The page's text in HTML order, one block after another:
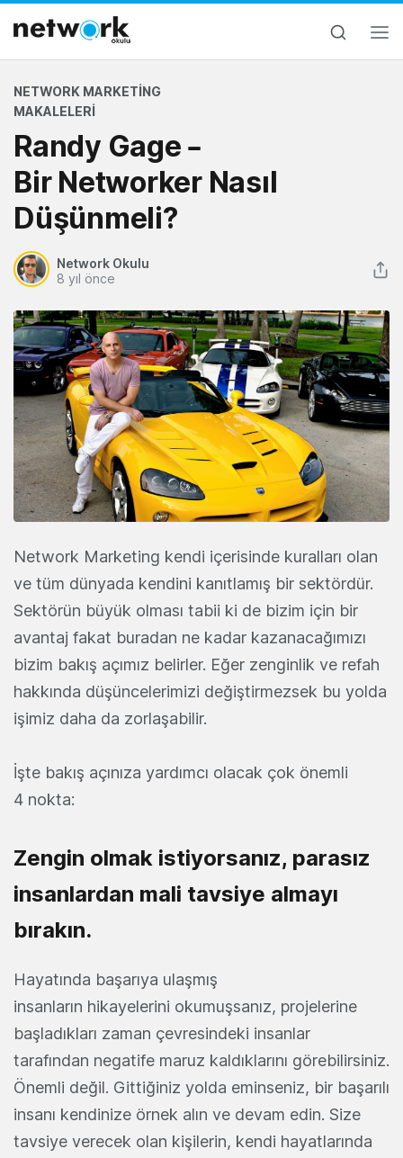
NETWORK MARKETING
MAKALELERI
Randy Gage –
Bir Networker Nasıl
Düşünmeli?
Network Okulu
8 yıl önce
Network Marketing kendi içerisinde kuralları olan
ve tüm dünyada kendini kanıtlamış bir sektördür.
Sektörün büyük olması tabii ki de bizim için bir
avantaj fakat buradan ne kadar kazanacağımızı
bizim bakış açımız belirler. Eğer zenginlik ve refah
hakkında düşüncelerimizi değiştirmezsek bu yolda
işimiz daha da zorlaşabilir.
İşte bakış açınıza yardımcı olacak çok önemli
4 nokta:
Zengin olmak istiyorsanız, parasız
insanlardan mali tavsiye almayı
bırakın.
Hayatında başarıya ulaşmış
insanların hikayelerini okumuşsanız, projelerine
başladıkları zaman çevresindeki insanlar
tarafından negatife maruz kaldıklarını görebilirsiniz.
Önemli değil. Gittiğiniz yolda eminseniz, bir başarılı
insanı kendinize örnek alın ve devam edin. Size
tavsiye verecek olan kişilerin, kendi hayatlarında